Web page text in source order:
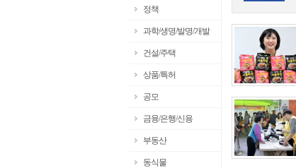
정책
과학/생명/발명/개발
건설/주택
상품/특허
공모
금융/은행/신용
부동산
동식물